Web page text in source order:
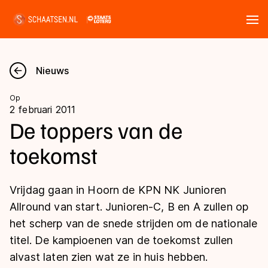
Nieuws
Kalender
Disciplines
Langebaan
Shorttrack
Inlineskaten
Uitslagen
Langebaan
Shorttrack
Marathon
Tijden & historie
Ranglijsten Langebaan
Nieuws
Op
2 februari 2011
De toppers van de
toekomst
Vrijdag gaan in Hoorn de KPN NK Junioren
Allround van start. Junioren-C, B en A zullen op
het scherp van de snede strijden om de nationale
titel. De kampioenen van de toekomst zullen
alvast laten zien wat ze in huis hebben.